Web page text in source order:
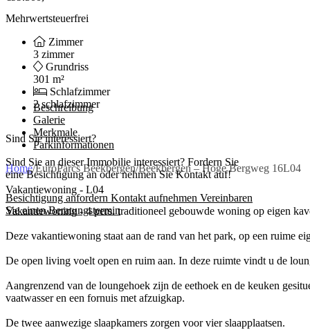
Mehrwertsteuerfrei
Zimmer
3 zimmer
Grundriss
301 m²
Schlafzimmer
2 schlafzimmer
Sind Sie interessiert?
Sind Sie an dieser Immobilie interessiert? Fordern Sie
eine Besichtigung an oder nehmen Sie Kontakt auf!
Besichtigung anfordern Kontakt aufnehmen Vereinbaren
Sie einen Beratungstermin
Beschreibung
Galerie
Merkmale
Parkinformationen
Home/EuroParcs Beekbergen/Beekbergen – Hoge Bergweg 16L04
Vakantiewoning - L04
Vakantiewoning - 4 pers. traditioneel gebouwde woning op eigen
Deze vakantiewoning staat aan de rand van het park, op een ruime
De open living voelt open en ruim aan. In deze ruimte vindt u de
Aangrenzend van de loungehoek zijn de eethoek en de keuken
vaatwasser en een fornuis met afzuigkap.
De twee aanwezige slaapkamers zorgen voor vier slaapplaatsen.